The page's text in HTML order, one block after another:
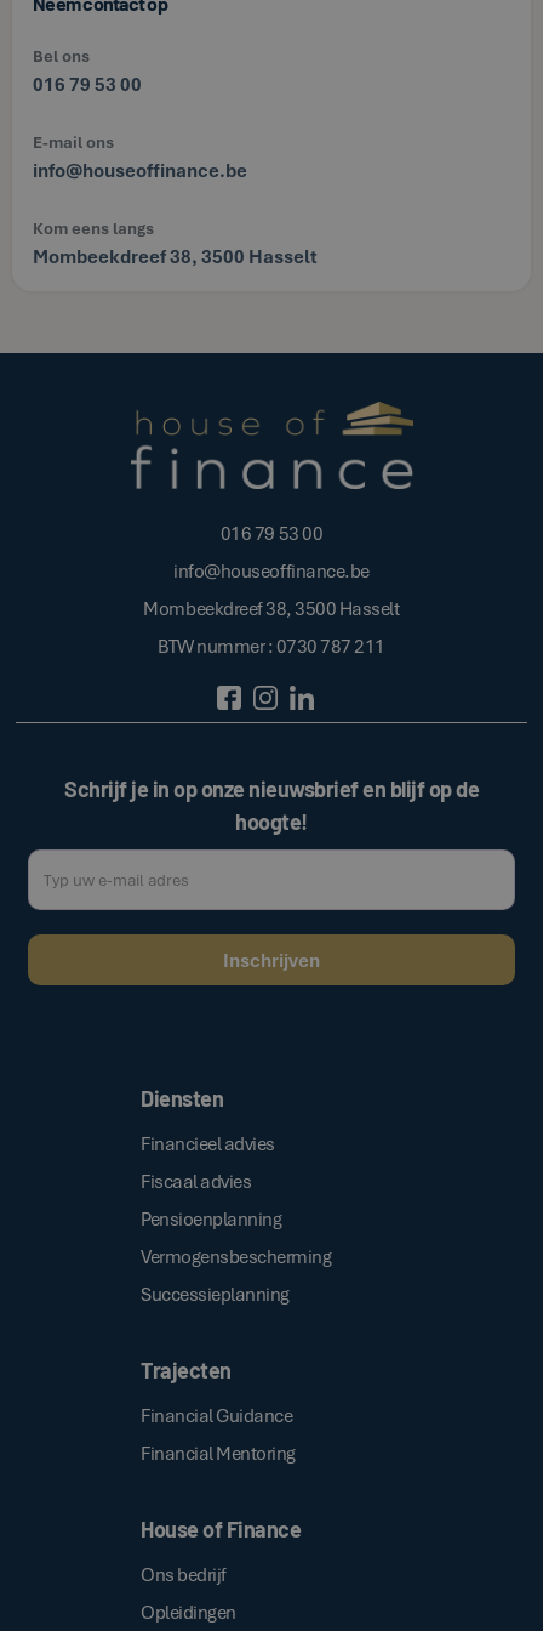
Bel ons
016 79 53 00
E-mail ons
info@houseoffinance.be
Kom eens langs
Mombeekdreef 38, 3500 Hasselt
016 79 53 00
info@houseoffinance.be
Mombeekdreef 38, 3500 Hasselt
BTW nummer : 0730 787 211
Schrijf je in op onze nieuwsbrief en blijf op de
hoogte!
Diensten
Financieel advies
Fiscaal advies
Pensioenplanning
Vermogensbescherming
Successieplanning
Trajecten
Financial Guidance
Financial Mentoring
House of Finance
Ons bedrijf
Opleidingen